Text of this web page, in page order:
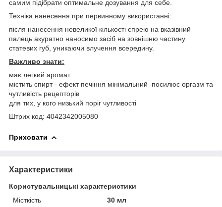
самим підібрати оптимальне дозування для себе.
Техніка нанесення при первинному використанні:
після нанесення невеликої кількості спрею на вказівний
палець акуратно наносимо засіб на зовнішню частину
статевих губ, уникаючи влучення всередину.
Важливо знати:
має легкий аромат
містить спирт - ефект печіння мінімальний посилює оргазм та
чутливість рецепторів
для тих, у кого низький поріг чутливості
Штрих код: 4042342005080
Приховати
Характеристики
Користувальницькі характеристики
Місткість
30 мл